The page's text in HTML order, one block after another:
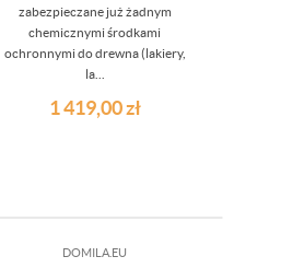
zabezpieczane już żadnym
chemicznymi środkami
ochronnymi do drewna (lakiery,
la...
1 419,00zł
DOMILA.EU